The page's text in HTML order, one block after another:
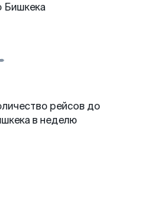
Бишкека
рейсов до
в неделю